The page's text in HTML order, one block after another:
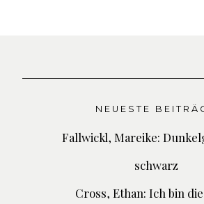
NEUESTE
Fallwickl, Mareike:
schwarz
Cross, Ethan: Ich bin